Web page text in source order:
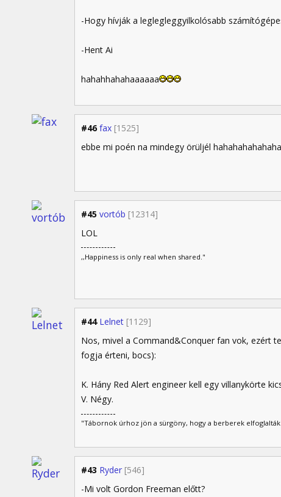
-Hogy hívják a leglegleggyilkolósabb
-Hent Ai
hahahhahahaaaaaa
#46 fax [1525]
ebbe mi poén na mindegy örüljél hahahahahahaha
#45 vortób [12314]
LOL
,,Happiness is only real when shared."
#44 Lelnet [1129]
Nos, mivel a Command&Conquer fan vok, ezért
fogja érteni, bocs):
K. Hány Red Alert engineer kell egy villanykörte
V. Négy.
"Tábornok úrhoz jön a sürgöny, hogy a berberek elfoglalták
#43 Ryder [546]
-Mi volt Gordon Freeman előtt?